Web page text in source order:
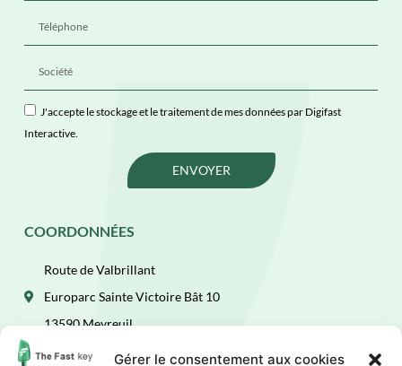
Gérer le consentement aux cookies
J'accepte le stockage et le traitement de mes données par Digifast
Interactive.
ENVOYER
COORDONNÉES
Route de Valbrillant
Europarc Sainte Victoire Bât 10
13590 Meyreuil
(+33)4 84 49 67 35